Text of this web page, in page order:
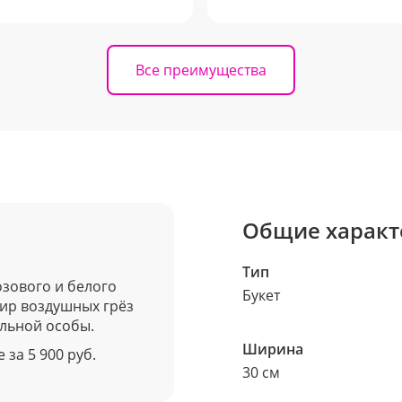
Все преимущества
и белого
воздушных грёз
особы.
за 5 900 руб.
Общие
Тип
Букет
Ширина
30 см